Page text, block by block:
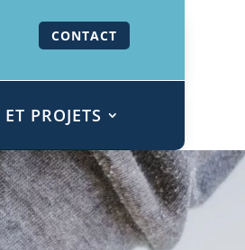
CONTACT
PROJETS